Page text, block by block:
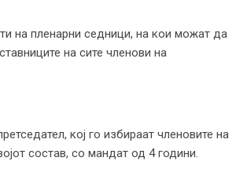
на пленарни седници, на кои можат да
на сите членови на
кој го избираат членовите на
состав, со мандат од 4 години.